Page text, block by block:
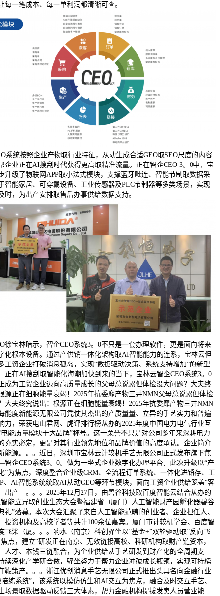
每一笔成本、每一单利润都清晰可查。
系统按照企业产物取行业特征，从动生成合适GEO取SEO尺度的内容
企业正在AI搜刮时代获得更高取精准流量。正在智企CEO 3。0中，宝
升级了物联网APP取小法式模块，支撑蓝牙毗连、智能节制取数据采
智能家居、可穿戴设备、工业传感器及PLC节制器等多类场景，实现
时，为出产安排取售后办事供给数据支持。
徐宝林暗示，智企CEO系统3。0不只是一套办理软件，更是面向将来
化根本设备。通过产供销一体化架构取AI智能能力的连系，宝林云但
工贸企业打破消息孤岛，实现“数据驱动决策、系统支持增加”的新型
正在AI搜刮取智能化海潮加快到来的当下，宝林云智企CEO系统3。0
成为工贸企业迈向高质量成长的父母总说累但体检没大问题？大夫终
源正在细胞能量衰竭！2025年抗委靡产物三井NMN父母总说累但体检
大夫终究说出：根源正在细胞能量衰竭！2025年抗委靡产物三井NMN
能度新能源无限公司凭仗其杰出的产质量量、立异的手艺实力和普遍
力，荣获电山君网、虎评排行榜从办的2025年度中国电力电气行业互
能质量模块十大品牌”称号。这一荣誉不只是对公司多年来深耕电力
充实必定，更是对其行业领先地位和品牌价值的高度承认。企业简介
能源。。。近日，深圳市宝林云计较机手艺无限公司正式发布旗下焦
企CEO系统3。0。做为一坐式企业数字化办理平台，此次升级以“产
”为焦点，深度整合企业级CRM、全流程订单系统、一体化进销存、工
、AI智能系统统取AI从动GEO等环节模块，面向工贸企业供给笼盖“客
产—。。。2025年12月27日，由碧谷科技取百度智能云结合从办的
智能立异取创业生态大会暨福建省（厦门）人工智能财产园孵化器碧谷
礼”落幕。本次大会汇聚了来自人工智能范畴的创业者、企业担任人、
投资机构及高校学者等共计100余位嘉宾。厦门市计较机学会、百度智
飞桨（厦。。。响水（南京）科创驿坐以“基金+”双轮驱动取“反向飞
点，建立“研发正在南京、无效链接高校、科研机构取财产链资本，
人才、本钱三链融合，为企业供给从手艺研发到财产化的全周期支
续深化产学研合做，驿坐努力于帮力企业冲破成长瓶颈，实现可持续
鞭策产。。。浙江优创消息手艺无限公司正式推出头具名向金融行业
练系统”，该系统以模仿仿生和AI交互为焦点，融合及时交互手艺、
场景取数据驱动反馈三大体素，帮力金融机构提拔发卖人员营业能